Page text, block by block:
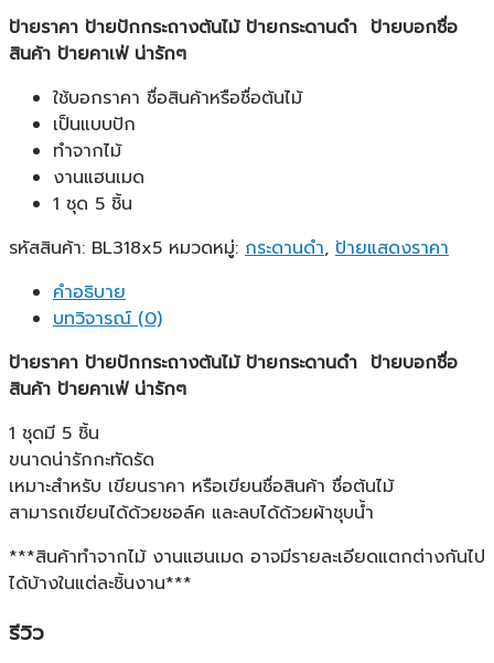
ป้ายราคา ป้ายปักกระถางต้นไม้ ป้ายกระดานดำ ป้ายบอกชื่อ
สินค้า ป้ายคาเฟ่ น่ารักๆ
ใช้บอกราคา ชื่อสินค้าหรือชื่อต้นไม้
เป็นแบบปัก
ทำจากไม้
งานแฮนเมด
1 ชุด 5 ชิ้น
รหัสสินค้า: BL318x5 หมวดหมู่: กระดานดำ, ป้ายแสดงราคา
คำอธิบาย
บทวิจารณ์ (0)
ป้ายราคา ป้ายปักกระถางต้นไม้ ป้ายกระดานดำ ป้ายบอกชื่อ
สินค้า ป้ายคาเฟ่ น่ารักๆ
1 ชุดมี 5 ชิ้น
ขนาดน่ารักกะทัดรัด
เหมาะสำหรับ เขียนราคา หรือเขียนชื่อสินค้า ชื่อต้นไม้
สามารถเขียนได้ด้วยชอล์ค และลบได้ด้วยผ้าชุบน้ำ
***สินค้าทำจากไม้ งานแฮนเมด อาจมีรายละเอียดแตกต่างกันไป
ได้บ้างในแต่ละชิ้นงาน***
รีวิว